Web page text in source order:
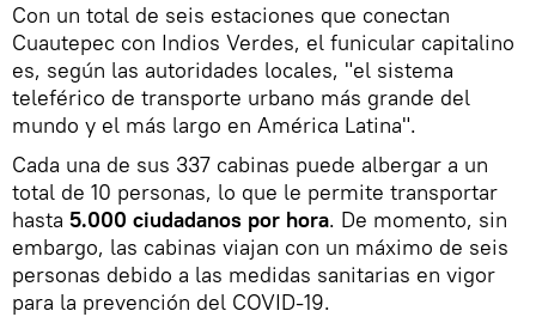
Con un total de seis estaciones que conectan
Cuautepec con Indios Verdes, el funicular capitalino
es, según las autoridades locales, "el sistema
teleférico de transporte urbano más grande del
mundo y el más largo en América Latina".
Cada una de sus 337 cabinas puede albergar a un
total de 10 personas, lo que le permite transportar
hasta 5.000 ciudadanos por hora. De momento, sin
embargo, las cabinas viajan con un máximo de seis
personas debido a las medidas sanitarias en vigor
para la prevención del COVID-19.